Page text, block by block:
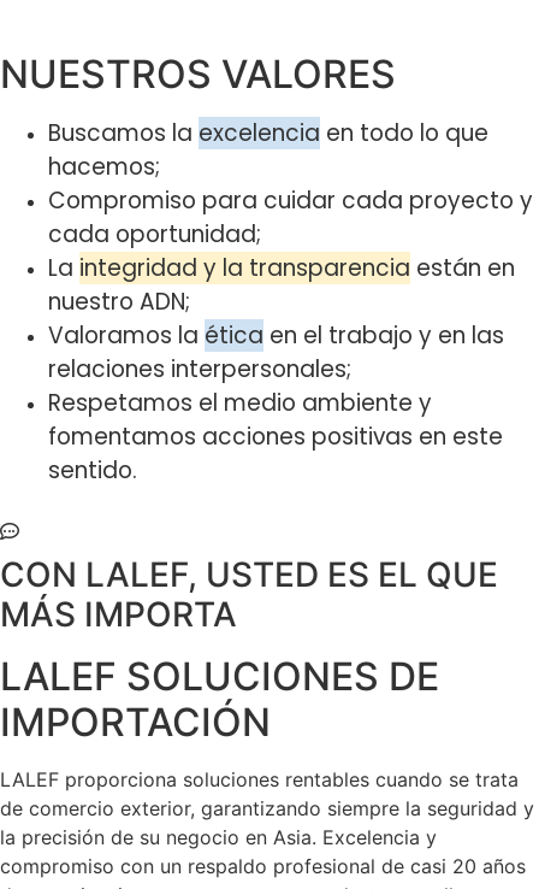
NUESTROS VALORES
Buscamos la excelencia en todo lo que
hacemos;
Compromiso para cuidar cada proyecto y
cada oportunidad;
La integridad y la transparencia están en
nuestro ADN;
Valoramos la ética en el trabajo y en las
relaciones interpersonales;
Respetamos el medio ambiente y
fomentamos acciones positivas en este
sentido.
CON LALEF, USTED ES EL QUE
MÁS IMPORTA
LALEF SOLUCIONES DE
IMPORTACIÓN
LALEF proporciona soluciones rentables cuando se trata
de comercio exterior, garantizando siempre la seguridad y
la precisión de su negocio en Asia. Excelencia y
compromiso con un respaldo profesional de casi 20 años